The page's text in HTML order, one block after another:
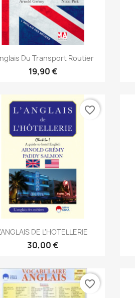
 Aperçu rapide
Du Transport Routier
19,90 €
Aperçu rapide
DE L'HOTELLERIE
30,00 €
favorite_border
favorite_border